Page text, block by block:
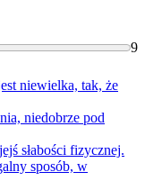
9
niewielka, tak, że
niedobrze pod
słabości fizycznej.
sposób, w